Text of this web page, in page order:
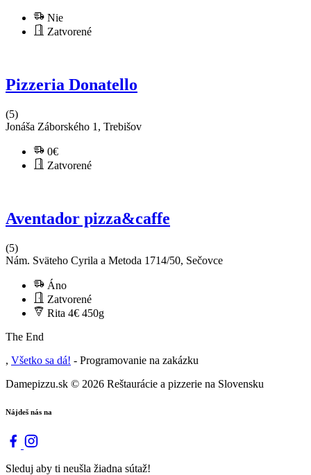
Nie
Zatvorené
Pizzeria Donatello
(5)
Jonáša Záborského 1, Trebišov
0€
Zatvorené
Aventador pizza&caffe
(5)
Nám. Sväteho Cyrila a Metoda 1714/50, Sečovce
Áno
Zatvorené
Rita 4€ 450g
The End
, Všetko sa dá! - Programovanie na zakázku
Damepizzu.sk © 2026 Reštaurácie a pizzerie na Slovensku
Nájdeš nás na
Sleduj aby ti neušla žiadna sútaž!